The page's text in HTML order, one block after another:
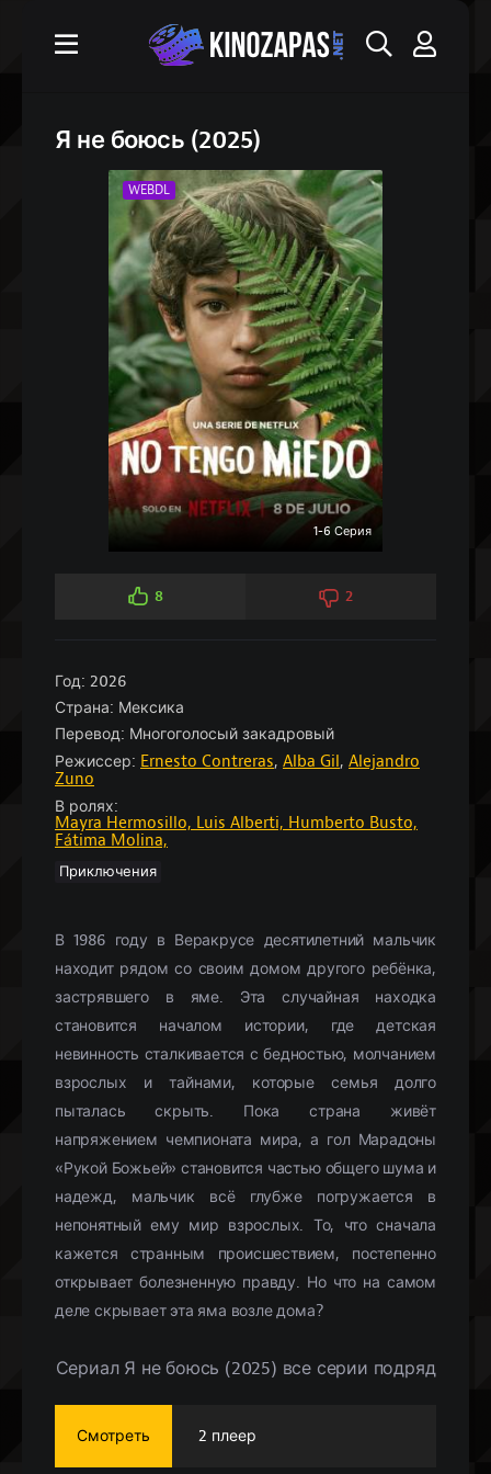
Я не боюсь (2025)
WEBDL
1-6 Серия
8 2
Год: 2026
Страна: Мексика
Перевод: Многоголосый закадровый
Режиссер: Ernesto Contreras, Alba Gil, Alejandro
Zuno
В ролях:
Mayra Hermosillo, Luis Alberti, Humberto Busto,
Fátima Molina,
Приключения
В 1986 году в Веракрусе десятилетний мальчик
находит рядом со своим домом другого ребёнка,
застрявшего в яме. Эта случайная находка
становится началом истории, где детская
невинность сталкивается с бедностью, молчанием
взрослых и тайнами, которые семья долго
пыталась скрыть. Пока страна живёт
напряжением чемпионата мира, а гол Марадоны
«Рукой Божьей» становится частью общего шума и
надежд, мальчик всё глубже погружается в
непонятный ему мир взрослых. То, что сначала
кажется странным происшествием, постепенно
открывает болезненную правду. Но что на самом
деле скрывает эта яма возле дома?
Сериал Я не боюсь (2025) все серии подряд
Смотреть 2 плеер